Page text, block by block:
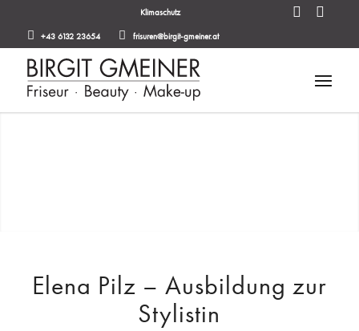
Klimaschutz
+43 6132 23654 frisuren@birgit-gmeiner.at
Elena Pilz – Ausbildung zur
Stylistin